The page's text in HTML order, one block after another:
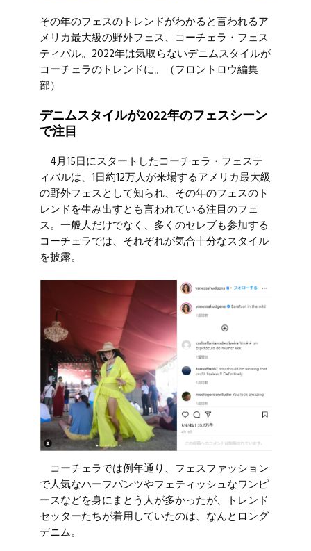
その年のフェスのトレンドがわかると言われるア
メリカ最大級の野外フェス、コーチェラ・フェス
ティバル。2022年は気取らないデニムスタイルが
コーチェラのトレンドに。（フロントロウ編集
部）
デニムスタイルが2022年のフェスシーン
で注目
4月15日にスタートしたコーチェラ・フェステ
ィバルは、1日約12万人が来場するアメリカ最大級
の野外フェスとして知られ、その年のフェスのト
レンドを生み出すとも言われている注目のフェ
ス。一般人だけでなく、多くのセレブも参加する
コーチェラでは、それぞれが気合十分なスタイル
を披露。
コーチェラでは例年通り、フェスファッション
で人気なハーフパンツやフェティッシュなワンピ
ースなどを身にまとう人が多かったが、トレンド
セッターたちが着用していたのは、なんとロング
デニム。